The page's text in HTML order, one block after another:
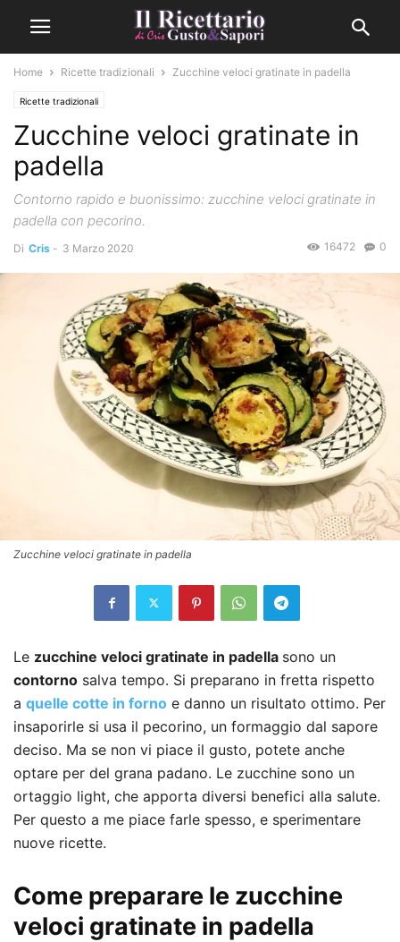
Home Ricette tradizionali Zucchine veloci gratinate in padella
Ricette tradizionali
Zucchine veloci gratinate in
padella
Contorno rapido e buonissimo: zucchine veloci gratinate in
padella con pecorino.
Di Cris - 3 Marzo 2020 0
16472
Zucchine veloci gratinate in padella
Le zucchine veloci gratinate in padella sono un
contorno salva tempo. Si preparano in fretta rispetto
a quelle cotte in forno e danno un risultato ottimo. Per
insaporirle si usa il pecorino, un formaggio dal sapore
deciso. Ma se non vi piace il gusto, potete anche
optare per del grana padano. Le zucchine sono un
ortaggio light, che apporta diversi benefici alla salute.
Per questo a me piace farle spesso, e sperimentare
nuove ricette.
Come preparare le zucchine
veloci gratinate in padella